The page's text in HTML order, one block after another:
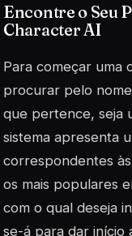
Encontre o Seu
Character AI
Para começar uma
procurar pelo
que pertence, seja
sistema apresenta
correspondentes
os mais populares
com o qual deseja
se-á para dar início